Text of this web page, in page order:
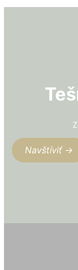
Navštíviť →